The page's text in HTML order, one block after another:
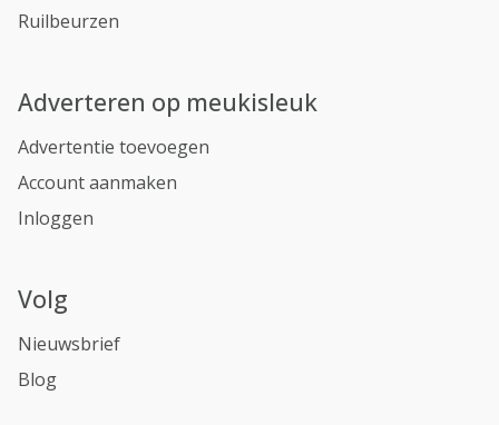
Ruilbeurzen
Adverteren op meukisleuk
Advertentie toevoegen
Account aanmaken
Inloggen
Volg
Nieuwsbrief
Blog